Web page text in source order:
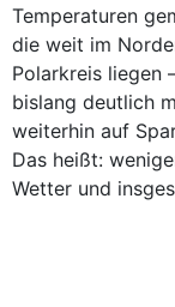
Temperaturen
die weit im
Polarkreis liegen
bislang deutlich
weiterhin auf
Das heißt:
Wetter und